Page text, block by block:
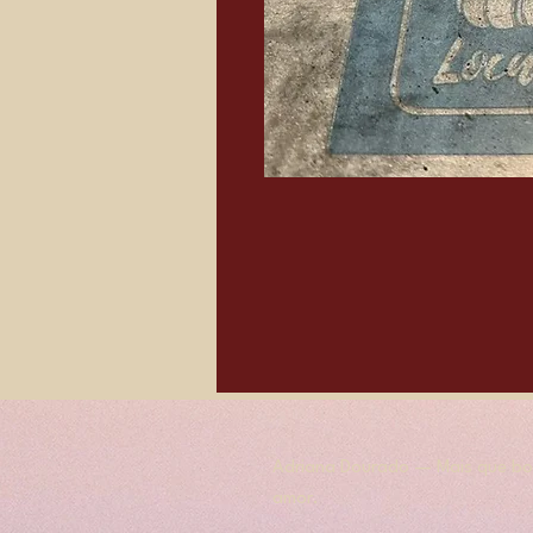
Adriana Dourado — Mais que
amor.